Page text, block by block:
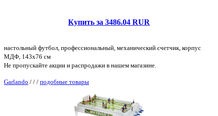
Купить за 3486.04 RUR
настольный футбол, профессиональный, механический счетчик, корпус
МДФ, 143x76 см
Не пропускайте акции и распродажи в нашем магазине.
Garlando / / / подобные товары